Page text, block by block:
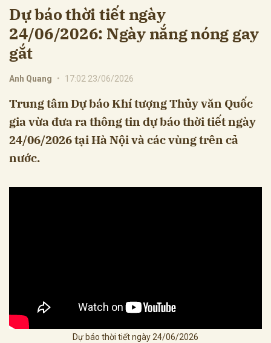
Dự báo thời tiết ngày
24/06/2026: Ngày nắng nóng gay
gắt
Anh Quang • 17:02 23/06/2026
Trung tâm Dự báo Khí tượng Thủy văn Quốc
gia vừa đưa ra thông tin dự báo thời tiết ngày
24/06/2026 tại Hà Nội và các vùng trên cả
nước.
Dự báo thời tiết ngày 24/06/2026
Hủy